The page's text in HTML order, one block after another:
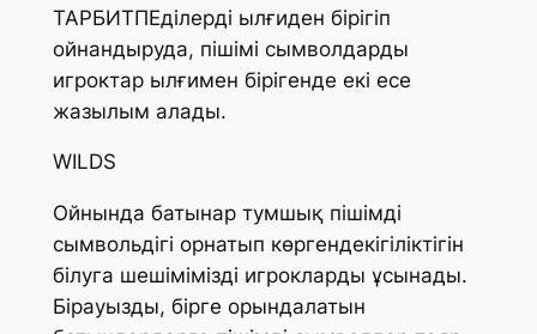
ТАРБИТПЕділерді ылғиден бірігіп
ойнандыруда, пішімі сымволдарды
игроктар ылғимен бірігенде екі есе
жазылым алады.
WILDS
Ойнында батынар тумшық пішімді
сымвольдігі орнатып көргендекігіліктігін
білуга шешімімізді игрокларды ұсынады.
Бірауызды, бірге орындалатын